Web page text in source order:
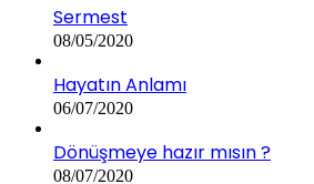
Sermest
08/05/2020
Hayatın Anlamı
06/07/2020
Dönüşmeye hazır mısın ?
08/07/2020